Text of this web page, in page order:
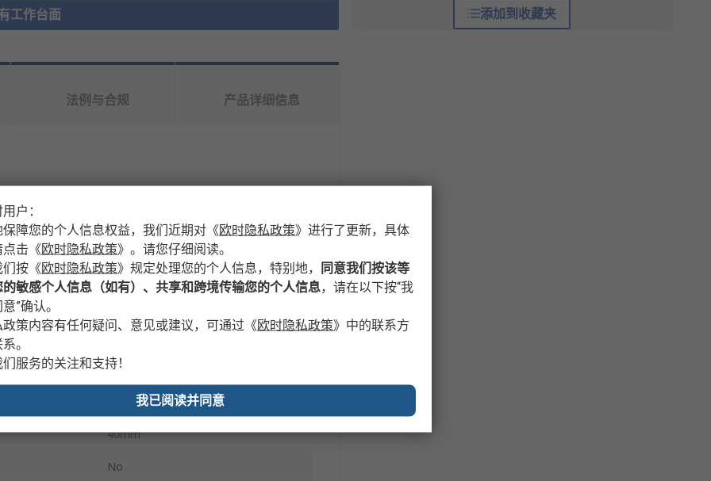
工作台面 添加到收藏夹
法例与合规 产品详细信息
Bosch Rexroth
工作台面
ABS
1000mm
40mm
No
户：
障您的个人信息权益，我们近期对 《欧时隐私政策》 进行了更新，具体
击 《欧时隐私政策》 。请您仔细阅读。
们按 《欧时隐私政策》 规定处理您的个人信息，特别地， 同意我们按该等
敏感个人信息（如有）、共享和跨境传输您的个人信息，请在以下按“我
”确认。
策内容有任何疑问、意见或建议，可通过 《欧时隐私政策》 中的联系方
。
服务的关注和支持！
我已阅读并同意